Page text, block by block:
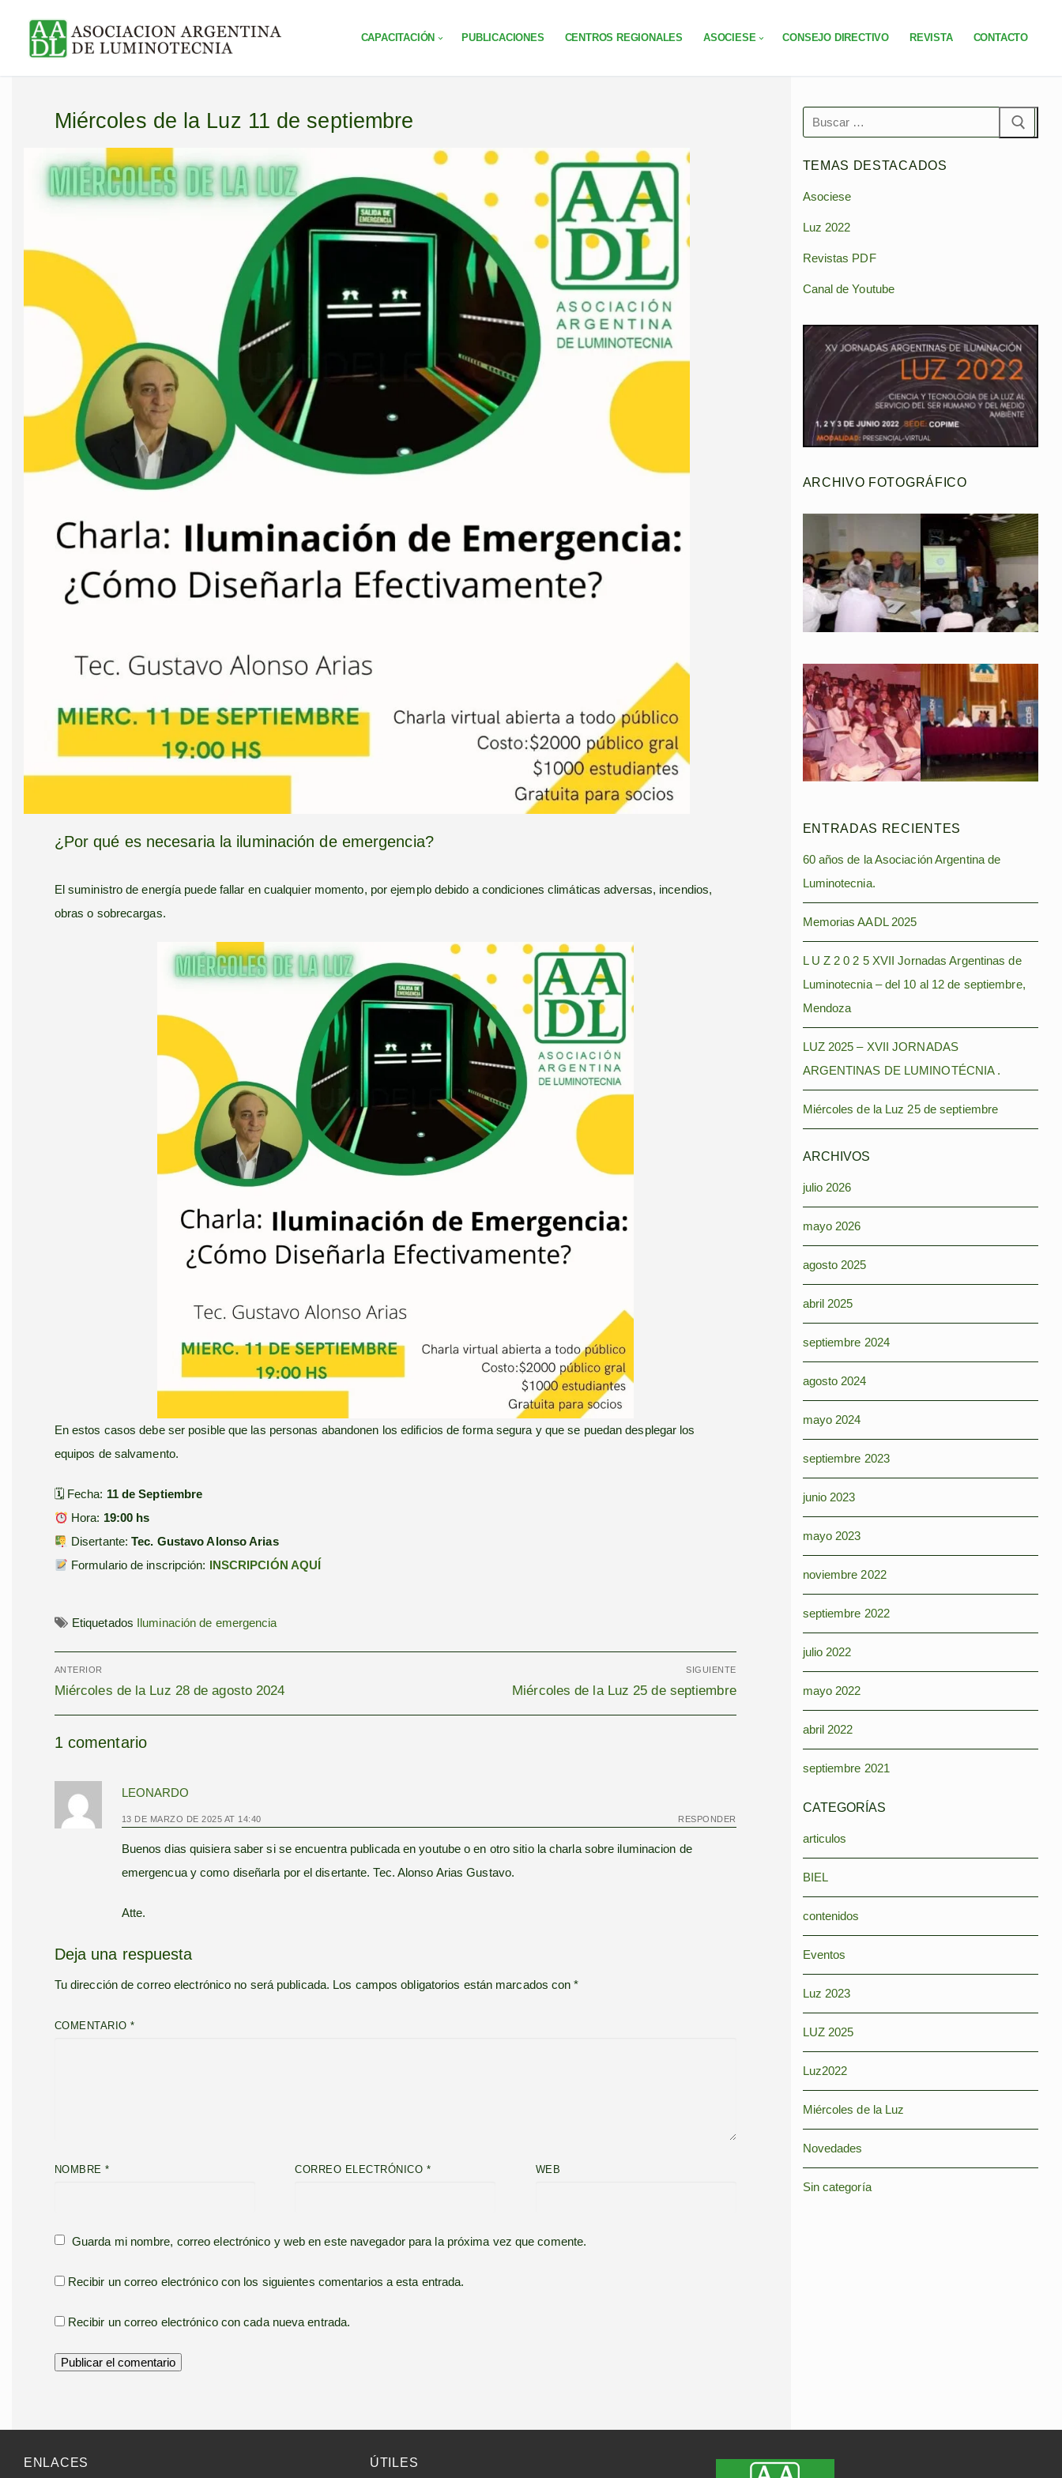
contenido
CAPACITACIÓN PUBLICACIONES CENTROS REGIONALES ASOCIESE CONSEJO DIRECTIVO REVISTA CONTACTO
Miércoles de la Luz 11 de septiembre
¿Por qué es necesaria la iluminación de emergencia?
El suministro de energía puede fallar en cualquier momento, por ejemplo debido a condiciones climáticas adversas, incendios,
obras o sobrecargas.
En estos casos debe ser posible que las personas abandonen los edificios de forma segura y que se puedan desplegar los
equipos de salvamento.
🗓 Fecha: 11 de Septiembre
Hora: 19:00 hs
Disertante:Tec. Gustavo Alonso Arias
Formulario de inscripción: INSCRIPCIÓN AQUÍ
Etiquetados Iluminación de emergencia
Navegación
de
entradas
ANTERIOR
Entrada
anterior:
Miércoles de la Luz 28 de agosto 2024
SIGUIENTE
Entrada
siguiente:
Miércoles de la Luz 25 de septiembre
1 comentario
LEONARDO
13 DE MARZO DE 2025 AT 14:40 RESPONDER
Buenos dias quisiera saber si se encuentra publicada en youtube o en otro sitio la charla sobre iluminacion de
emergencua y como diseñarla por el disertante. Tec. Alonso Arias Gustavo.
Atte.
Deja una respuesta
Tu dirección de correo electrónico no será publicada. Los campos obligatorios están marcados con*
COMENTARIO*
NOMBRE* CORREO ELECTRÓNICO * WEB
Guarda mi nombre, correo electrónico y web en este navegador para la próxima vez que comente.
Recibir un correo electrónico con los siguientes comentarios a esta entrada.
Recibir un correo electrónico con cada nueva entrada.
Buscar:
TEMAS DESTACADOS
Asociese
Luz 2022
Revistas PDF
Canal de Youtube
ARCHIVO FOTOGRÁFICO
ENTRADAS RECIENTES
60 años de la Asociación Argentina de
Luminotecnia.
Memorias AADL 2025
L U Z 2 0 2 5 XVII Jornadas Argentinas de
Luminotecnia – del 10 al 12 de septiembre,
Mendoza
LUZ 2025 – XVII JORNADAS
ARGENTINAS DE LUMINOTÉCNIA .
Miércoles de la Luz 25 de septiembre
ARCHIVOS
julio 2026
mayo 2026
agosto 2025
abril 2025
septiembre 2024
agosto 2024
mayo 2024
septiembre 2023
junio 2023
mayo 2023
noviembre 2022
septiembre 2022
julio 2022
mayo 2022
abril 2022
septiembre 2021
CATEGORÍAS
articulos
BIEL
contenidos
Eventos
Luz 2023
LUZ 2025
Luz2022
Miércoles de la Luz
Novedades
Sin categoría
ENLACES ÚTILES